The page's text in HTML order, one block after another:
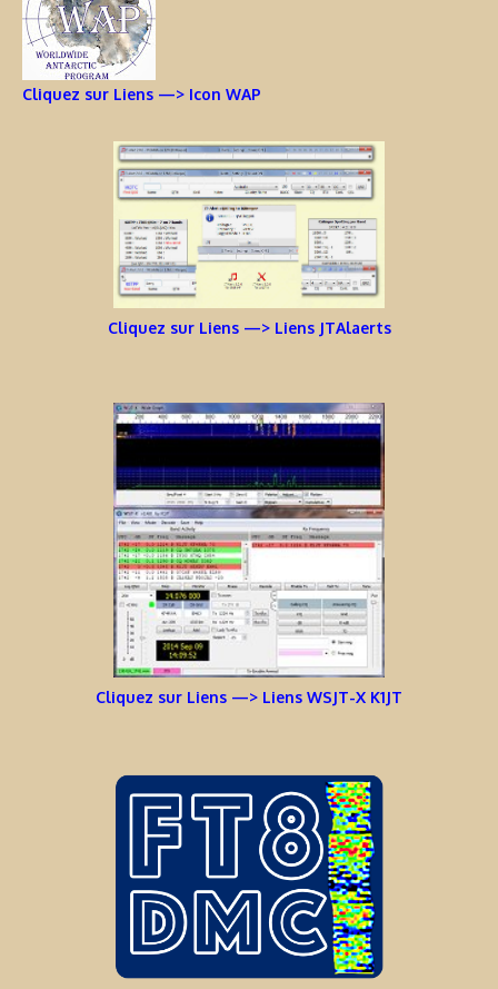
Cliquez sur Liens —> Icon WAP
Cliquez sur Liens —> Liens JTAlaerts
Cliquez sur Liens —> Liens WSJT-X K1JT